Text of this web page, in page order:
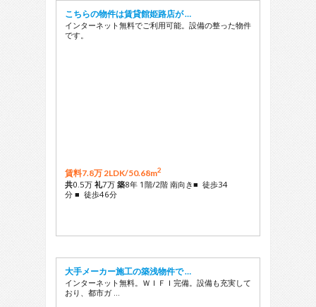
こちらの物件は賃貸館姫路店が …
インターネット無料でご利用可能。設備の整った物件
です。
賃料7.8万 2LDK/50.68m2
共0.5万 礼7万 築8年 1階/2階 南向き■ 徒歩34
分 ■ 徒歩46分
大手メーカー施工の築浅物件で …
インターネット無料。ＷＩＦＩ完備。設備も充実して
おり、都市ガ …